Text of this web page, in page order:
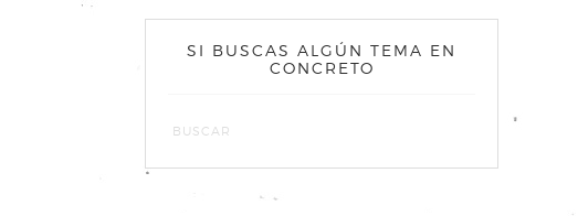
SI BUSCAS ALGÚN TEMA EN
CONCRETO